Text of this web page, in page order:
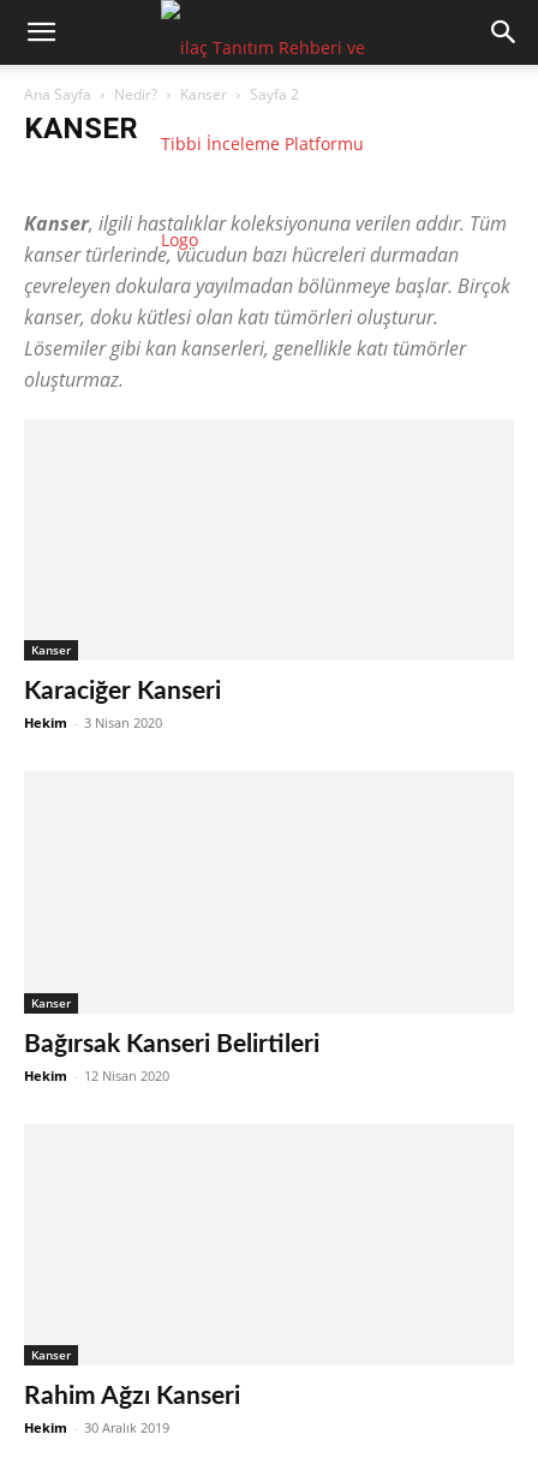
Ana Sayfa Nedir? Kanser Sayfa 2
KANSER
Kanser, ilgili hastalıklar koleksiyonuna verilen addır. Tüm
kanser türlerinde, vücudun bazı hücreleri durmadan
çevreleyen dokulara yayılmadan bölünmeye başlar. Birçok
kanser, doku kütlesi olan katı tümörleri oluşturur.
Lösemiler gibi kan kanserleri, genellikle katı tümörler
oluşturmaz.
Kanser
Karaciğer Kanseri
Hekim - 3 Nisan 2020
Kanser
Bağırsak Kanseri Belirtileri
Hekim - 12 Nisan 2020
Kanser
Rahim Ağzı Kanseri
Hekim - 30 Aralık 2019